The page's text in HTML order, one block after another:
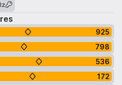
925
798
536
172